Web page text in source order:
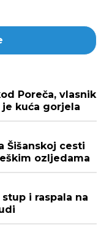
Poreča, vlasnik
kuća gorjela
Šišanskoj cesti
ozljedama
i raspala na